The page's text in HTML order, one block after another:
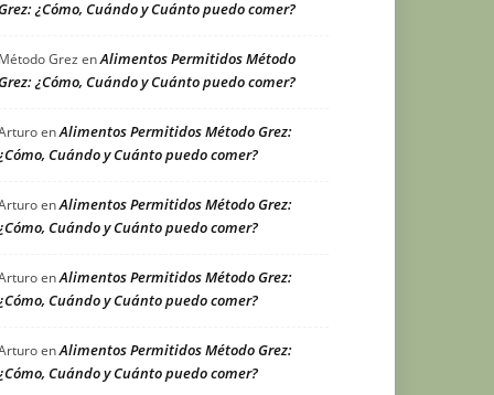
¿Cómo, Cuándo y Cuánto puedo comer?
Método Grez enAlimentos Permitidos Método
¿Cómo, Cuándo y Cuánto puedo comer?
enAlimentos Permitidos Método Grez:
Cuándo y Cuánto puedo comer?
enAlimentos Permitidos Método Grez:
Cuándo y Cuánto puedo comer?
enAlimentos Permitidos Método Grez:
Cuándo y Cuánto puedo comer?
enAlimentos Permitidos Método Grez:
Cuándo y Cuánto puedo comer?